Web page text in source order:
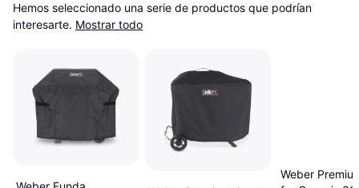
Hemos seleccionado una serie de productos que podrían
interesarte. Mostrar todo
Weber